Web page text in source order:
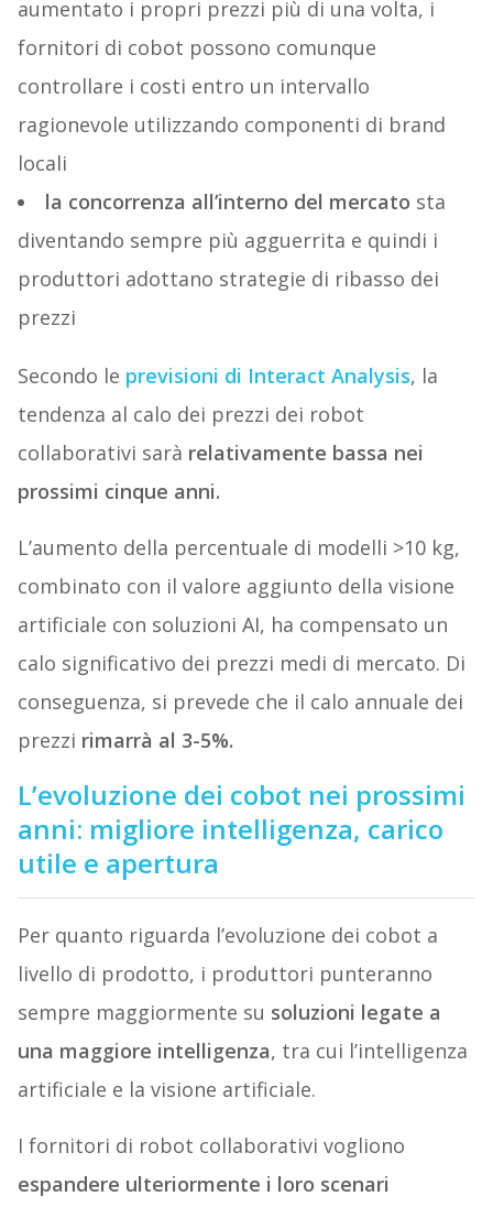
aumentato i propri prezzi più di una volta, i
fornitori di cobot possono comunque
controllare i costi entro un intervallo
ragionevole utilizzando componenti di brand
locali
la concorrenza all’interno del mercato sta
diventando sempre più agguerrita e quindi i
produttori adottano strategie di ribasso dei
prezzi
Secondo le previsioni di Interact Analysis, la
tendenza al calo dei prezzi dei robot
collaborativi sarà relativamente bassa nei
prossimi cinque anni.
L’aumento della percentuale di modelli >10 kg,
combinato con il valore aggiunto della visione
artificiale con soluzioni AI, ha compensato un
calo significativo dei prezzi medi di mercato. Di
conseguenza, si prevede che il calo annuale dei
prezzi rimarrà al 3-5%.
L’evoluzione dei cobot nei prossimi
anni: migliore intelligenza, carico
utile e apertura
Per quanto riguarda l’evoluzione dei cobot a
livello di prodotto, i produttori punteranno
sempre maggiormente su soluzioni legate a
una maggiore intelligenza, tra cui l’intelligenza
artificiale e la visione artificiale.
I fornitori di robot collaborativi vogliono
espandere ulteriormente i loro scenari